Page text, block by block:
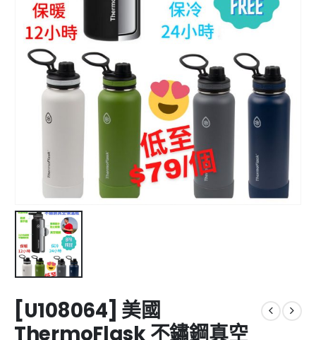
[U108064] 美國
ThermoFlask 不鏽鋼真空